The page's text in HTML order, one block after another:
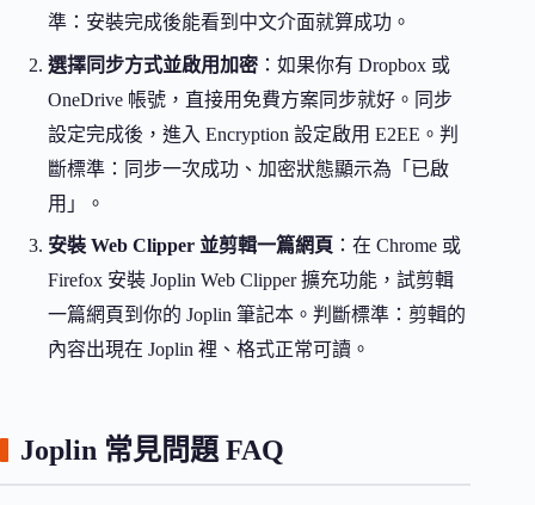
準：安裝完成後能看到中文介面就算成功。
選擇同步方式並啟用加密 ：如果你有 Dropbox 或
OneDrive 帳號，直接用免費方案同步就好。同步
設定完成後，進入 Encryption 設定啟用 E2EE。判
斷標準：同步一次成功、加密狀態顯示為「已啟
用」。
安裝 Web Clipper 並剪輯一篇網頁 ：在 Chrome 或
Firefox 安裝 Joplin Web Clipper 擴充功能，試剪輯
一篇網頁到你的 Joplin 筆記本。判斷標準：剪輯的
內容出現在 Joplin 裡、格式正常可讀。
Joplin 常見問題 FAQ